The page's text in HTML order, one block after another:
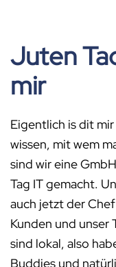
Juten
mir
Eigentlich is dit
wissen, mit wem
sind wir eine
Tag IT gemacht.
auch jetzt der
Kunden und unser
sind lokal, also
Buddies und